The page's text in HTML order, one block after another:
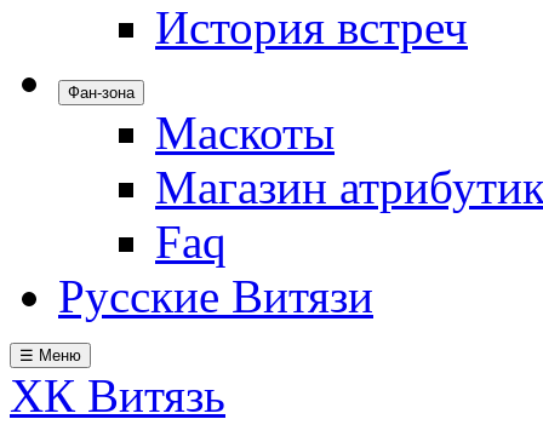
История встреч
Фан-зона
Маскоты
Магазин
Faq
Русские Витязи
☰ Меню
ХК Витязь